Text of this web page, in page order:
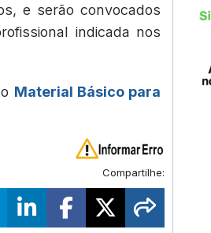
e serão convocados
indicada nos
Material Básico para
Compartilhe: